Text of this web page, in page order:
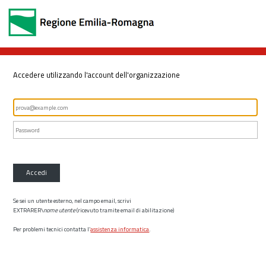
Accedere utilizzando l'account dell'organizzazione
Accedi
Se sei un utente esterno, nel campo email, scrivi
EXTRARER\nome utente(ricevuto tramite email di abilitazione)
Per problemi tecnici contatta l’assistenza informatica.